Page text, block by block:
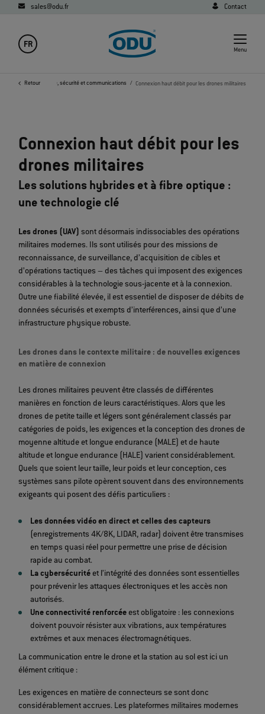
sales@odu.fr Contact
FR
Menu
Retour
Secteur militaire, sécurité et communications Connexion haut débit pour les drones militaires
Connexion haut débit pour les
drones militaires
Les solutions hybrides et à fibre optique :
une technologie clé
Les drones (UAV) sont désormais indissociables des opérations
militaires modernes. Ils sont utilisés pour des missions de
reconnaissance, de surveillance, d’acquisition de cibles et
d’opérations tactiques – des tâches qui imposent des exigences
considérables à la technologie sous-jacente et à la connexion.
Outre une fiabilité élevée, il est essentiel de disposer de débits de
données sécurisés et exempts d’interférences, ainsi que d’une
infrastructure physique robuste.
Les drones dans le contexte militaire : de nouvelles exigences
en matière de connexion
Les drones militaires peuvent être classés de différentes
manières en fonction de leurs caractéristiques. Alors que les
drones de petite taille et légers sont généralement classés par
catégories de poids, les exigences et la conception des drones de
moyenne altitude et longue endurance (MALE) et de haute
altitude et longue endurance (HALE) varient considérablement.
Quels que soient leur taille, leur poids et leur conception, ces
systèmes sans pilote opèrent souvent dans des environnements
exigeants qui posent des défis particuliers :
Les données vidéo en direct et celles des capteurs
(enregistrements 4K/8K, LIDAR, radar) doivent être transmises
en temps quasi réel pour permettre une prise de décision
rapide au combat.
La cybersécurité et l’intégrité des données sont essentielles
pour prévenir les attaques électroniques et les accès non
autorisés.
Une connectivité renforcée est obligatoire : les connexions
doivent pouvoir résister aux vibrations, aux températures
extrêmes et aux menaces électromagnétiques.
La communication entre le drone et la station au sol est ici un
élément critique :
Les exigences en matière de connecteurs se sont donc
considérablement accrues. Les plateformes militaires modernes